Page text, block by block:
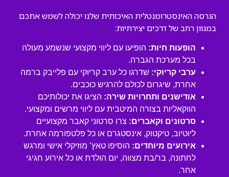
הגרסה האינסטרומנטלית האיכותית שלנו יכולה לשמש אתכם
במגוון רחב של דרכים יצירתיות:
הופעות חיות: הופיעו עם ליווי מקצועי שנשמע מעולה
בכל מערכת הגברה.
ערבי קריוקי: שדרגו כל ערב קריוקי עם פלייבק ברמה
אחרת, שיגרום לכולם להרגיש כוכבים.
אודישנים ותחרויות שירה: הציגו את יכולותיכם
הווקאליות בצורה המיטבית עם ליווי מרשים ומקצועי.
סרטונים וקאברים: צרו סרטוני קאבר מקצועיים
ליוטיוב, טיקטוק, אינסטגרם או כל פלטפורמה אחרת.
אירועים מיוחדים: הוסיפו טאץ’ מוזיקלי אישי ומרגש
לחתונה, בר/בת מצווה, יום הולדת או כל אירוע חגיגי
אחר.